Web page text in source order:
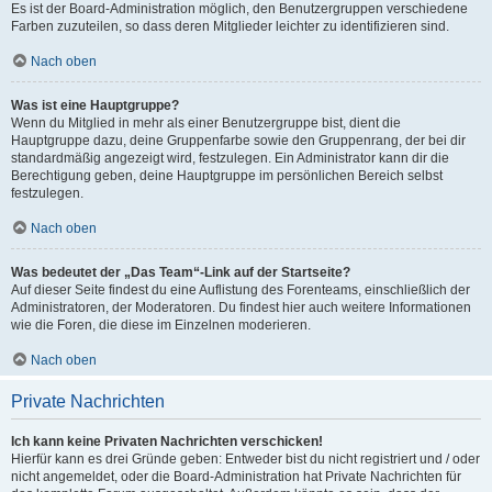
Es ist der Board-Administration möglich, den Benutzergruppen verschiedene
Farben zuzuteilen, so dass deren Mitglieder leichter zu identifizieren sind.
Nach oben
Was ist eine Hauptgruppe?
Wenn du Mitglied in mehr als einer Benutzergruppe bist, dient die
Hauptgruppe dazu, deine Gruppenfarbe sowie den Gruppenrang, der bei dir
standardmäßig angezeigt wird, festzulegen. Ein Administrator kann dir die
Berechtigung geben, deine Hauptgruppe im persönlichen Bereich selbst
festzulegen.
Nach oben
Was bedeutet der „Das Team“-Link auf der Startseite?
Auf dieser Seite findest du eine Auflistung des Forenteams, einschließlich der
Administratoren, der Moderatoren. Du findest hier auch weitere Informationen
wie die Foren, die diese im Einzelnen moderieren.
Nach oben
Private Nachrichten
Ich kann keine Privaten Nachrichten verschicken!
Hierfür kann es drei Gründe geben: Entweder bist du nicht registriert und / oder
nicht angemeldet, oder die Board-Administration hat Private Nachrichten für